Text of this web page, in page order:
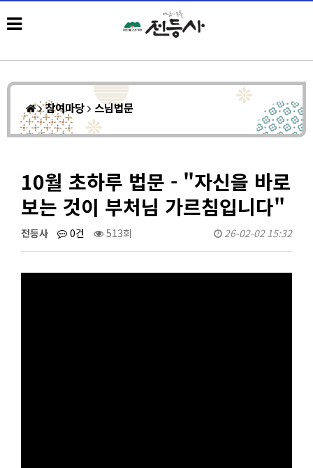
참여마당 스님법문
10월 초하루 법문 - "자신을 바로
보는 것이 부처님 가르침입니다"
전등사 0건 513회 26-02-02 15:32